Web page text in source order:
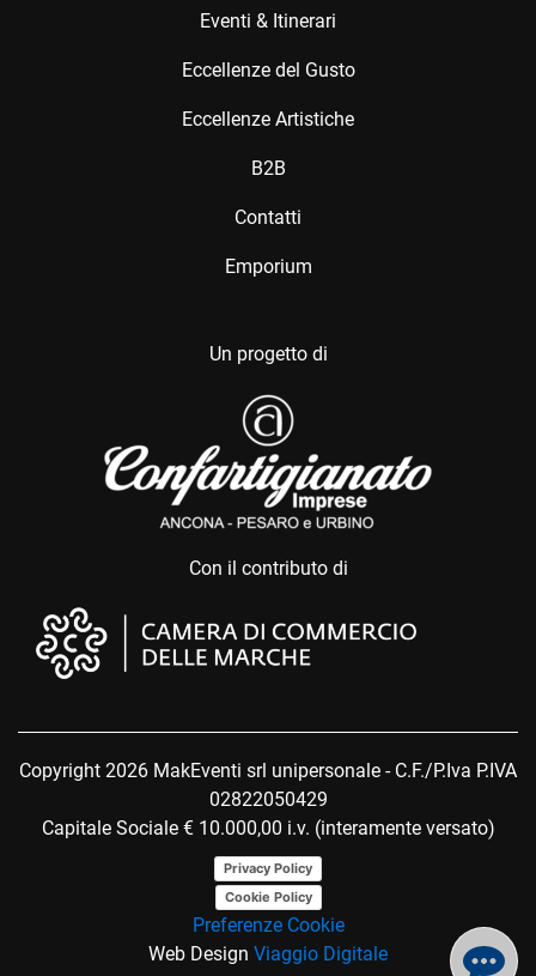
Eventi & Itinerari
Eccellenze del Gusto
Eccellenze Artistiche
B2B
Contatti
Emporium
Un progetto di
Con il contributo di
Copyright 2026 MakEventi srl unipersonale - C.F./P.Iva P.IVA
02822050429
Capitale Sociale € 10.000,00 i.v. (interamente versato)
Privacy Policy
Cookie Policy
Preferenze Cookie
Web Design Viaggio Digitale